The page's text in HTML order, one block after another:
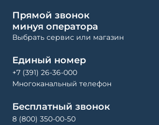
Прямой звонок
минуя оператора
Выбрать сервис или магазин
Единый номер
+7 (391) 26-36-000
Многоканальный телефон
Бесплатный звонок
8 (800) 350-00-50